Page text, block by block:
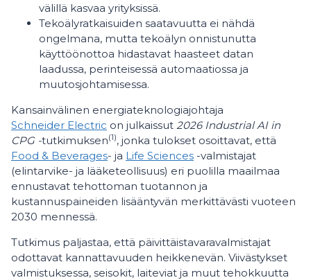
välillä kasvaa yrityksissä.
Tekoälyratkaisuiden saatavuutta ei nähdä
ongelmana, mutta tekoälyn onnistunutta
käyttöönottoa hidastavat haasteet datan
laadussa, perinteisessä automaatiossa ja
muutosjohtamisessa.
Kansainvälinen energiateknologiajohtaja
Schneider Electric on julkaissut 2026 Industrial AI in
CPG -tutkimuksen(1), jonka tulokset osoittavat, että
Food & Beverages- ja Life Sciences -valmistajat
(elintarvike- ja lääketeollisuus) eri puolilla maailmaa
ennustavat tehottoman tuotannon ja
kustannuspaineiden lisääntyvän merkittävästi vuoteen
2030 mennessä.
Tutkimus paljastaa, että päivittäistavaravalmistajat
odottavat kannattavuuden heikkenevän. Viivästykset
valmistuksessa, seisokit, laiteviat ja muut tehokkuutta